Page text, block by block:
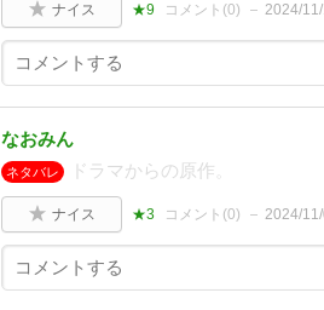
ナイス ★9 コメント(0) 2024/
なおみん
ネタバレ ドラマからの原作。
ナイス ★3 コメント(0) 2024/